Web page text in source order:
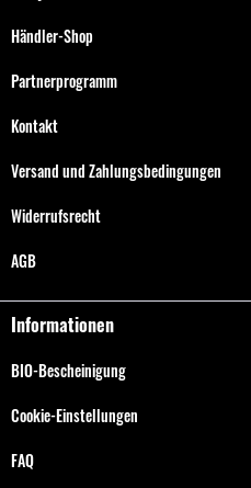
Händler-Shop
Partnerprogramm
Kontakt
Versand und Zahlungsbedingungen
Widerrufsrecht
AGB
Informationen
BIO-Bescheinigung
Cookie-Einstellungen
FAQ